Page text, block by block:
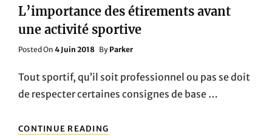
L’importance des étirements avant
une activité sportive
Posted On Posted
4 Juin 2018 By Parker
Tout sportif, qu’il soit professionnel ou pas se doit
de respecter certaines consignes de base …
CONTINUE READING
DES